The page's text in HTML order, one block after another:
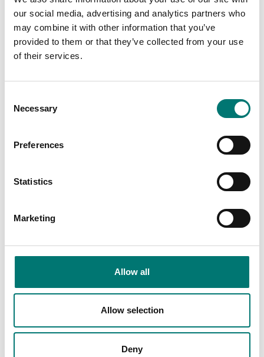
our social media, advertising and analytics partners who
may combine it with other information that you’ve
provided to them or that they’ve collected from your use
of their services.
Selection
Necessary
Preferences
Statistics
Marketing
Allow all
Allow selection
Deny
Kabelförskruvning kit,
M16 till D52
LC Förlängningskabel